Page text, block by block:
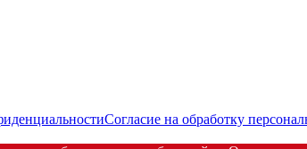
Согласие на обработку